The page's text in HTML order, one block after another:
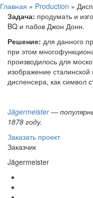
Главная » Production »
Задача: продумать и
BQ и пабов Джон Донн.
Решение: для данного
при этом
производилось для
изображение
диспенсера, как символ
Jägermeister—
1878 году.
Заказать проект
Заказчик
Jägermeister